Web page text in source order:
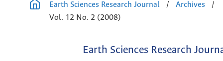
Earth Sciences Research Journal
/ Archives
/
Vol. 12 No. 2 (2008)
Earth Sciences Research